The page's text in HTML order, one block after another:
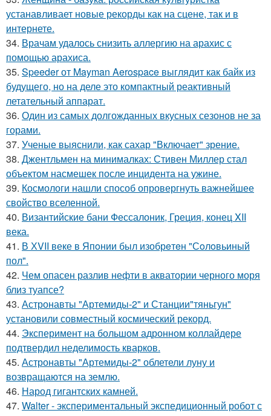
устанавливает новые рекорды как на сцене, так и в
интернете.
34. Врачам удалось снизить аллергию на арахис с
помощью арахиса.
35. Speeder от Mayman Aerospace выглядит как байк из
будущего, но на деле это компактный реактивный
летательный аппарат.
36. Один из самых долгожданных вкусных сезонов не за
горами.
37. Ученые выяснили, как сахар "Включает" зрение.
38. Джентльмен на минималках: Стивен Миллер стал
объектом насмешек после инцидента на ужине.
39. Космологи нашли способ опровергнуть важнейшее
свойство вселенной.
40. Византийские бани Фессалоник, Греция, конец XII
века.
41. В ХVII веке в Япoнии был изобрeтeн "Сoлoвьиный
пол".
42. Чем опасен разлив нефти в акватории черного моря
близ туапсе?
43. Астронавты "Артемиды-2" и Станции"тяньгун"
установили совместный космический рекорд.
44. Эксперимент на большом адронном коллайдере
подтвердил неделимость кварков.
45. Астронавты "Артемиды-2" облетели луну и
возвращаются на землю.
46. Народ гигантских камней.
47. Walter - экспериментальный экспедиционный робот с